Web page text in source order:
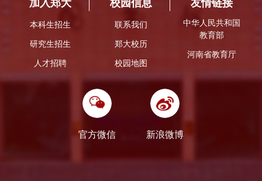
加入郑大
本科生招生
研究生招生
人才招聘
校园信息
联系我们
郑大校历
校园地图
友情链接
中华人民共和国
教育部
河南省教育厅
官方微信 新浪微博